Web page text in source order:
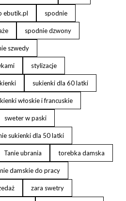
ebutik.pl spodnie
spodnie dzwony
szwedy
stylizacje
sukienki dla 60 latki
włoskie i francuskie
sweter w paski
sukienki dla 50 latki
Tanie ubrania torebka damska
damskie do pracy
zara swetry